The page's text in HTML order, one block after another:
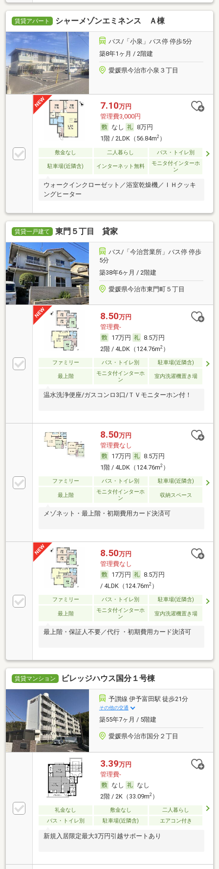
賃貸アパート シャーメゾンエミネンス Ａ棟
バス/「小泉」バス停 停歩5分
築8年1ヶ月 / 2階建
愛媛県今治市小泉３丁目
7.10万円
管理費3,000円
なし
8万円
1階 / 2LDK（56.84m2）
敷金なし 二人暮らし バス・トイレ別
駐車場(近隣含) インターネット無料
モニタ付インターホ
ン
ウォークインクローゼット／浴室乾燥機／ＩＨクッキ
ングヒーター
賃貸一戸建て 東門５丁目 貸家
バス/「今治営業所」バス停 停歩
5分
築38年6ヶ月 / 2階建
愛媛県今治市東門町５丁目
8.50万円
管理費-
17万円
8.5万円
2階 / 4LDK（124.76m2）
ファミリー バス・トイレ別 駐車場(近隣含)
最上階
モニタ付インターホ
ン
室内洗濯機置き場
温水洗浄便座/ガスコンロ3口/ＴＶモニターホン付！
8.50万円
管理費なし
17万円
8.5万円
1階 / 4LDK（124.76m2）
ファミリー バス・トイレ別 駐車場(近隣含)
最上階
モニタ付インターホ
ン
収納スペース
メゾネット・最上階・初期費用カード決済可
8.50万円
管理費なし
17万円
8.5万円
/ 4LDK（124.76m2）
ファミリー バス・トイレ別 駐車場(近隣含)
最上階
モニタ付インターホ
ン
室内洗濯機置き場
最上階・保証人不要／代行 ・初期費用カード決済可
賃貸マンション ビレッジハウス国分１号棟
予讃線 伊予富田駅 徒歩21分
その他の交通
築55年7ヶ月 / 5階建
愛媛県今治市国分２丁目
3.39万円
管理費-
なし
なし
2階 / 2K（33.09m2）
礼金なし 敷金なし
二人暮らし
バス・トイレ別
駐車場(近隣含) エアコン付き
新規入居限定最大3万円引越サポートあり